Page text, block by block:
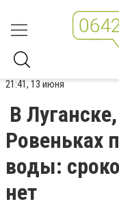
21:41, 13 июня
В
Ровеньках
воды:
нет